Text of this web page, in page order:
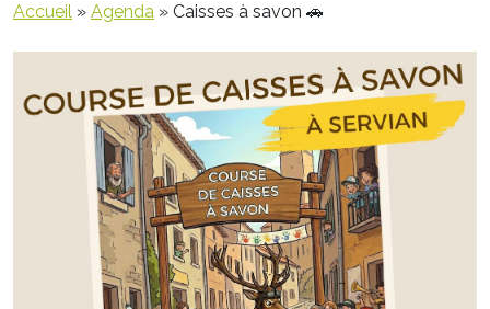
Accueil » Agenda » Caisses à savon 🚗